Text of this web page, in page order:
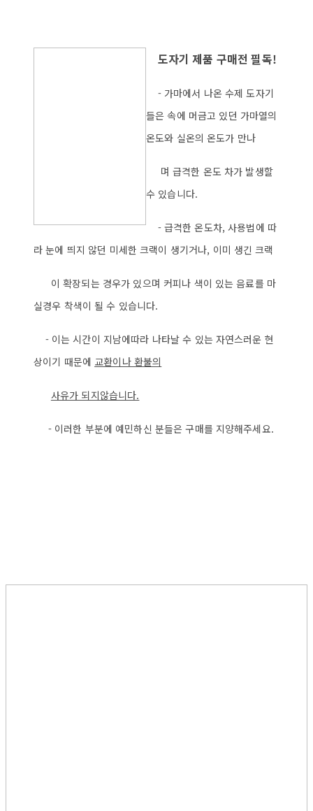
도자기 제품 구매전 필독!
- 가마에서 나온 수제 도자기
들은 속에 머금고 있던 가마열의
온도와 실온의 온도가 만나
며 급격한 온도 차가 발생할
수 있습니다.
- 급격한 온도차, 사용법에 따
라 눈에 띄지 않던 미세한 크랙이 생기거나, 이미 생긴 크랙
이 확장되는 경우가 있으며 커피나 색이 있는 음료를 마
실경우 착색이 될 수 있습니다.
- 이는 시간이 지남에따라 나타날 수 있는 자연스러운 현
상이기 때문에 교환이나 환불의
사유가 되지않습니다.
- 이러한 부분에 예민하신 분들은 구매를 지양해주세요.